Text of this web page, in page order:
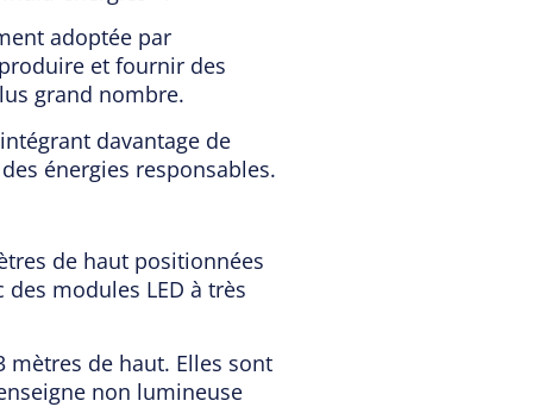
adoptée par
et fournir des
grand nombre.
davantage de
énergies responsables.
de haut positionnées
modules LED à très
mètres de haut. Elles sont
non lumineuse